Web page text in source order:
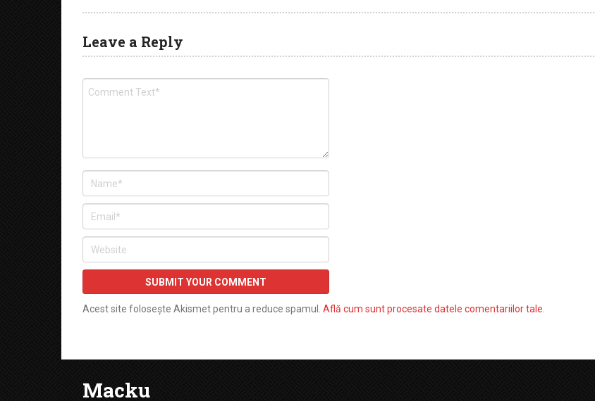
Leave a Reply
Acest site folosește Akismet pentru a reduce spamul. Află cum sunt procesate datele comentariilor tale
Macku